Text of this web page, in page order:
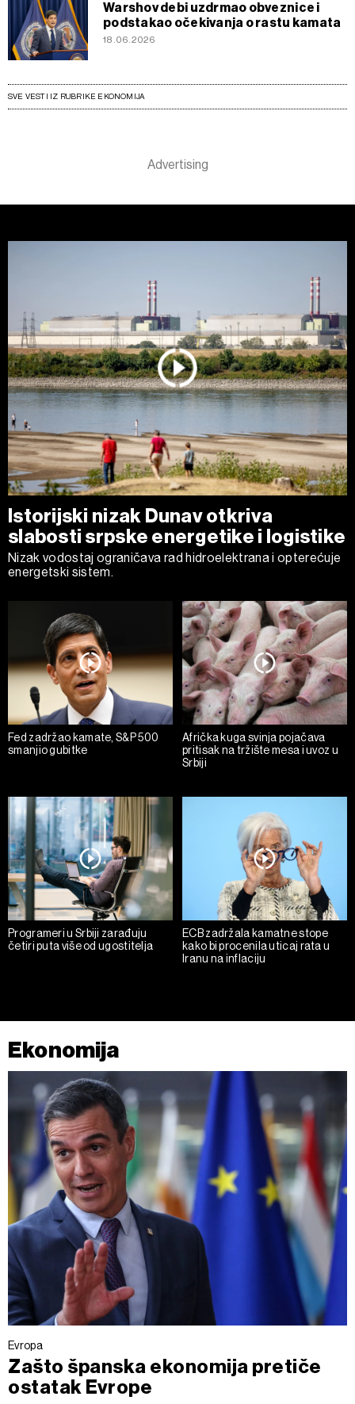
Warshov debi uzdrmao obveznice i
podstakao očekivanja o rastu kamata
18.06.2026
SVE VESTI IZ RUBRIKE EKONOMIJA
Istorijski nizak Dunav otkriva
slabosti srpske energetike i logistike
Nizak vodostaj ograničava rad hidroelektrana i opterećuje
energetski sistem.
Fed zadržao kamate, S&P 500
smanjio gubitke
Afrička kuga svinja pojačava
pritisak na tržište mesa i uvoz u
Srbiji
Programeri u Srbiji zarađuju
četiri puta više od ugostitelja
ECB zadržala kamatne stope
kako bi procenila uticaj rata u
Iranu na inflaciju
Ekonomija
Evropa
Zašto španska ekonomija pretiče
ostatak Evrope